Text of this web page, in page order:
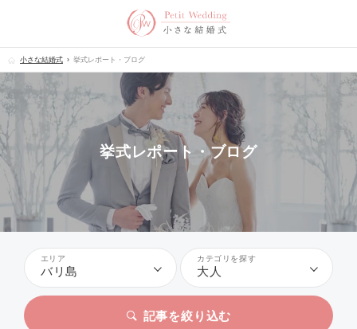
小さな結婚式 挙式レポート・ブログ
挙式レポート・ブログ
エリア
バリ島
カテゴリを探す
大人
記事を絞り込む